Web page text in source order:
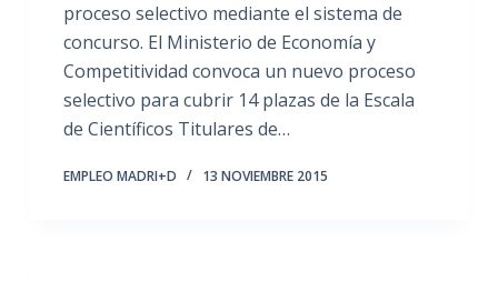
proceso selectivo mediante el sistema de
concurso. El Ministerio de Economía y
Competitividad convoca un nuevo proceso
selectivo para cubrir 14 plazas de la Escala
de Científicos Titulares de…
EMPLEO MADRI+D 13 NOVIEMBRE 2015